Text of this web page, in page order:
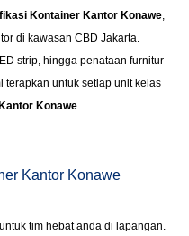
Kontainer Kantor Konawe,
di kawasan CBD Jakarta.
strip, hingga penataan furnitur
terapkan untuk setiap unit kelas
Konawe.
Kantor Konawe
tim hebat anda di lapangan.